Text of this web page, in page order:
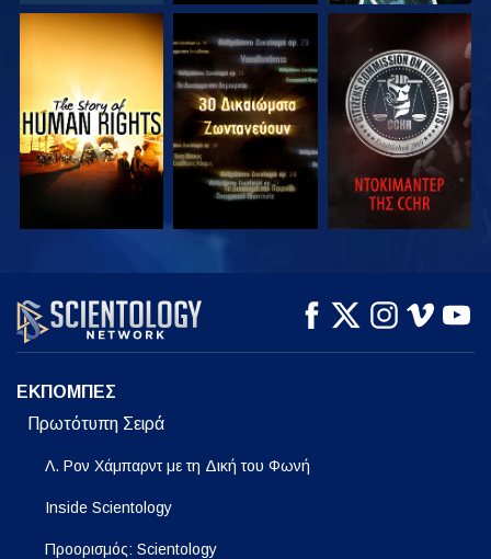
ΠΑΡΑΚΟΛΟΥΘΗΣΤΕ ΠΑΡΑΚΟΛΟΥΘΗΣΤΕ ΠΑΡΑΚΟΛΟΥΘΗΣΤΕ
ΠΑΡΑΚΟΛΟΥΘΗΣΤΕ ΠΑΡΑΚΟΛΟΥΘΗΣΤΕ
ΕΞΕΡΕΥΝΗΣΤΕ ΤΗ
ΣΕΙΡΑ
ΕΚΠΟΜΠΕΣ
Πρωτότυπη Σειρά
Λ. Ρον Χάμπαρντ με τη Δική του Φωνή
Inside Scientology
Προορισμός: Scientology